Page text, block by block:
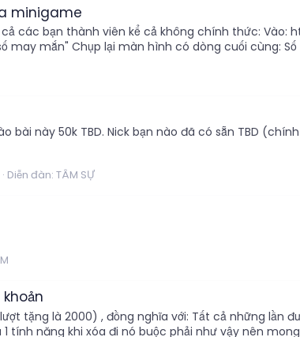
minigame
các bạn thành viên kể cả không chính thức:
may mắn" Chụp lại màn hình có dòng cuối cùng:
này 50k TBD. Nick bạn nào đã có sẵn TBD
Diễn đàn: TÂM SỰ
tặng là 2000) , đồng nghĩa với: Tất cả những lần
tính năng khi xóa đi nó buộc phải như vậy nên